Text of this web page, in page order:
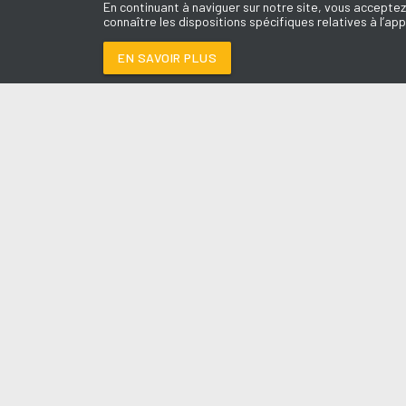
En continuant à naviguer sur notre site, vous
connaître les dispositions spécifiques relatives à
EN SAVOIR PLUS